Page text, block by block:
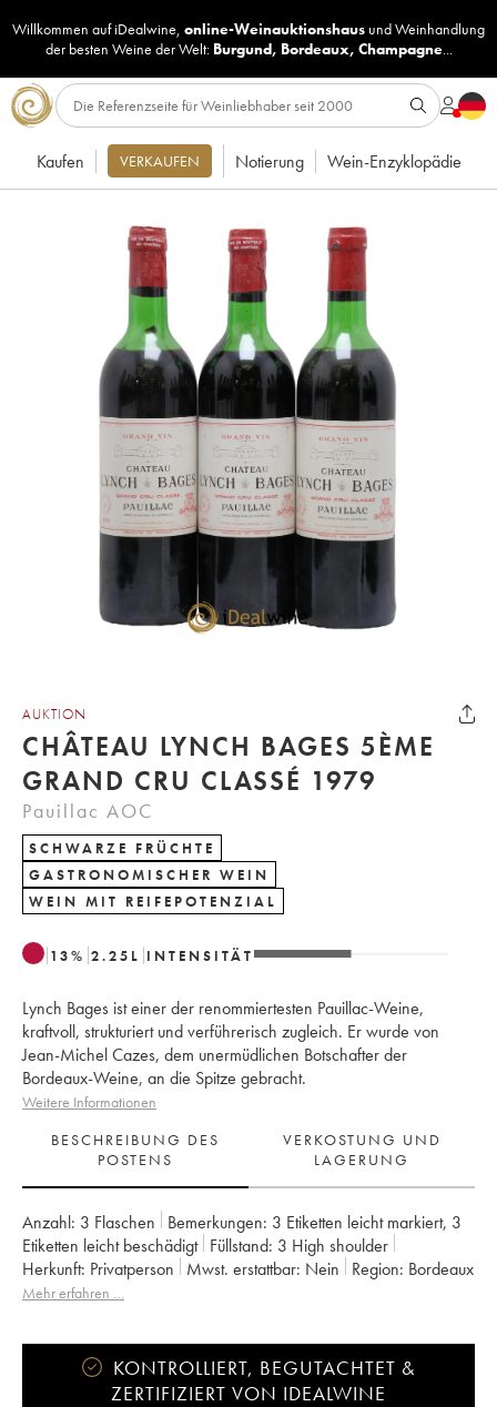
Willkommen auf iDealwine, online-Weinauktionshaus undWeinhandlung
der besten Weine der Welt: Burgund, Bordeaux, Champagne...
Kaufen VERKAUFEN Notierung Wein-Enzyklopädie
AUKTION
CHÂTEAU LYNCH BAGES 5ÈME
GRAND CRU CLASSÉ 1979
Pauillac AOC
SCHWARZE FRÜCHTE
GASTRONOMISCHER WEIN
WEIN MIT REIFEPOTENZIAL
13% 2.25 L INTENSITÄT
Lynch Bages ist einer der renommiertesten Pauillac-Weine,
kraftvoll, strukturiert und verführerisch zugleich. Er wurde von
Jean-Michel Cazes, dem unermüdlichen Botschafter der
Bordeaux-Weine, an die Spitze gebracht.
Weitere Informationen
BESCHREIBUNG DES
POSTENS
VERKOSTUNG UND
LAGERUNG
Anzahl: 3 Flaschen Bemerkungen: 3 Etiketten leicht markiert, 3
Etiketten leicht beschädigt Füllstand: 3 High shoulder
Herkunft:
privatperson Mwst. erstattbar: nein Region:
Bordeaux
Appellation:
Mehr erfahren …
KONTROLLIERT, BEGUTACHTET &
ZERTIFIZIERT VON IDEALWINE